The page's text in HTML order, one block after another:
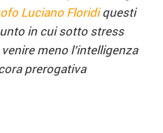
Luciano Floridiquesti
in cui sotto stress
meno l’intelligenza
prerogativa